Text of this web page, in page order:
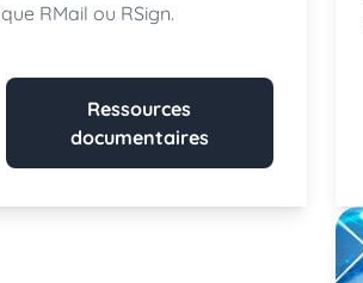
que RMail ou RSign.
Ressources
documentaires